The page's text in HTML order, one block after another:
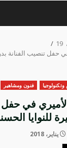
19
حفل تنصيب الفنانة
فنون ومشاهير
في حفل
للنوايا